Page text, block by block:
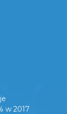
w 2017